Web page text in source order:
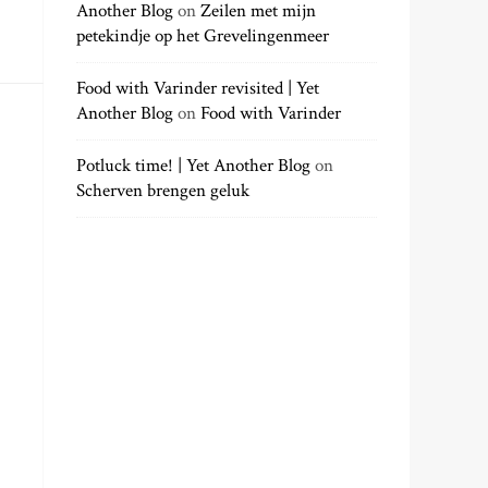
Another BlogonZeilen met mijn
petekindje op het Grevelingenmeer
Food with Varinder revisited | Yet
Another BlogonFood with Varinder
Potluck time! | Yet Another Blogon
Scherven brengen geluk